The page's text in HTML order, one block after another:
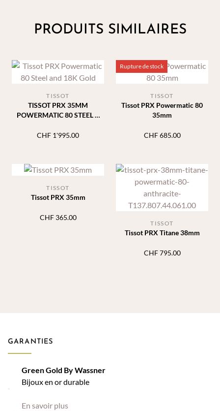
PRODUITS SIMILAIRES
TISSOT PRX 35MM
POWERMATIC 80 STEEL &
TISSOT
CHF 1'995.00
Rupture de stock
Tissot PRX Powermatic 80
35mm
TISSOT
CHF685.00
Tissot PRX 35mm
TISSOT
CHF365.00
Tissot PRX Titane 38mm
TISSOT
CHF795.00
GARANTIES
Green Gold By Wassner
Bijoux en or durable
En savoir plus